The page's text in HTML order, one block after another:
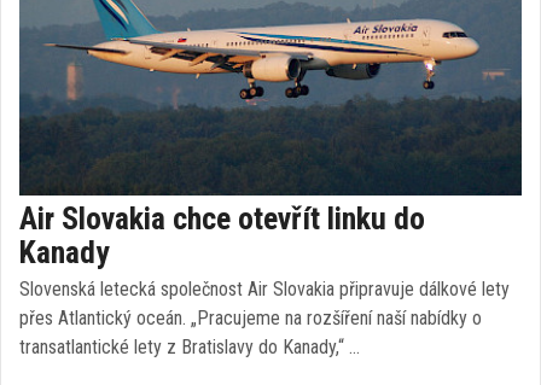
Air Slovakia chce otevřít linku do
Kanady
Slovenská letecká společnost Air Slovakia připravuje dálkové lety
přes Atlantický oceán. „Pracujeme na rozšíření naší nabídky o
transatlantické lety z Bratislavy do Kanady,“ …